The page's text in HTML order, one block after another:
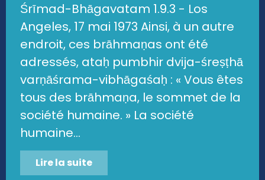
Śrīmad-Bhāgavatam 1.9.3 - Los
Angeles, 17 mai 1973 Ainsi, à un autre
endroit, ces brāhmaṇas ont été
adressés, ataḥ pumbhir dvija-śreṣṭhā
varṇāśrama-vibhāgaśaḥ : « Vous êtes
tous des brāhmaṇa, le sommet de la
société humaine. » La société
humaine...
Lire la suite